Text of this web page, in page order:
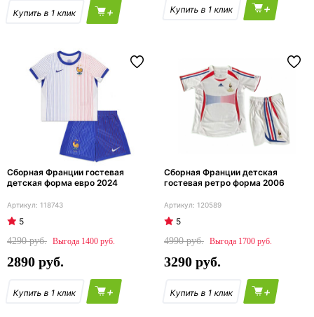
+ +
Сборная Франции гостевая
детская форма евро 2024
118743
5
4290
1400
2890
+
Сборная Франции детская
гостевая ретро форма 2006
120589
5
4990
1700
3290
+